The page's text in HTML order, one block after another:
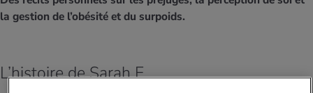
et intolérances
d’hiverau quotidien
médical
ACTUELS DANS LE DOMAINE SERVICE
Tool, test et quiz
la gestion de l’obésité et du surpoids.
L’histoire de Sarah E.